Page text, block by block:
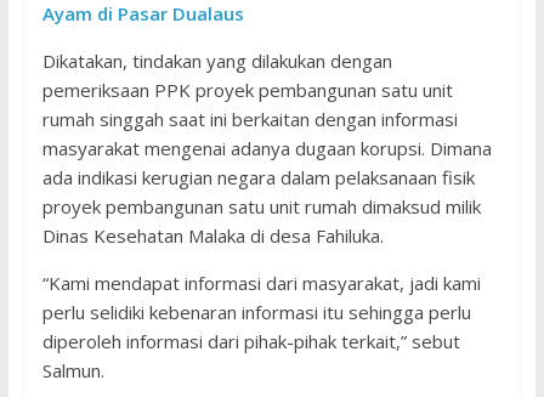
Ayam di Pasar Dualaus
Dikatakan, tindakan yang dilakukan dengan
pemeriksaan PPK proyek pembangunan satu unit
rumah singgah saat ini berkaitan dengan informasi
masyarakat mengenai adanya dugaan korupsi. Dimana
ada indikasi kerugian negara dalam pelaksanaan fisik
proyek pembangunan satu unit rumah dimaksud milik
Dinas Kesehatan Malaka di desa Fahiluka.
“Kami mendapat informasi dari masyarakat, jadi kami
perlu selidiki kebenaran informasi itu sehingga perlu
diperoleh informasi dari pihak-pihak terkait,” sebut
Salmun.